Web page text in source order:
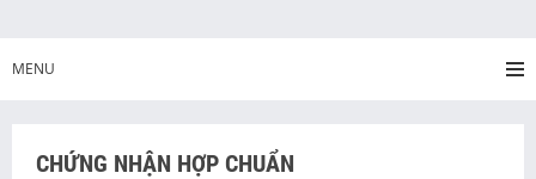
MENU
CHỨNG NHẬN HỢP CHUẨN